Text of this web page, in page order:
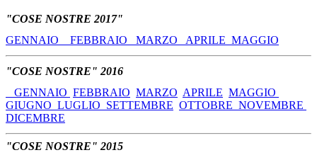
"COSE NOSTRE 2017"
GENNAIO FEBBRAIO MARZO APRILE MAGGIO
"COSE NOSTRE" 2016
GENNAIO FEBBRAIO MARZO APRILE MAGGIO
GIUGNO LUGLIO SETTEMBRE OTTOBRE NOVEMBRE
DICEMBRE
"COSE NOSTRE" 2015